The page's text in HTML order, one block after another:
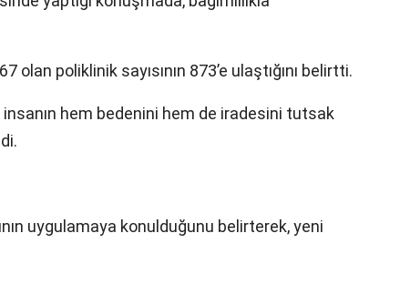
olan poliklinik sayısının 873’e ulaştığını belirtti.
insanın hem bedenini hem de iradesini tutsak
uygulamaya konulduğunu belirterek, yeni